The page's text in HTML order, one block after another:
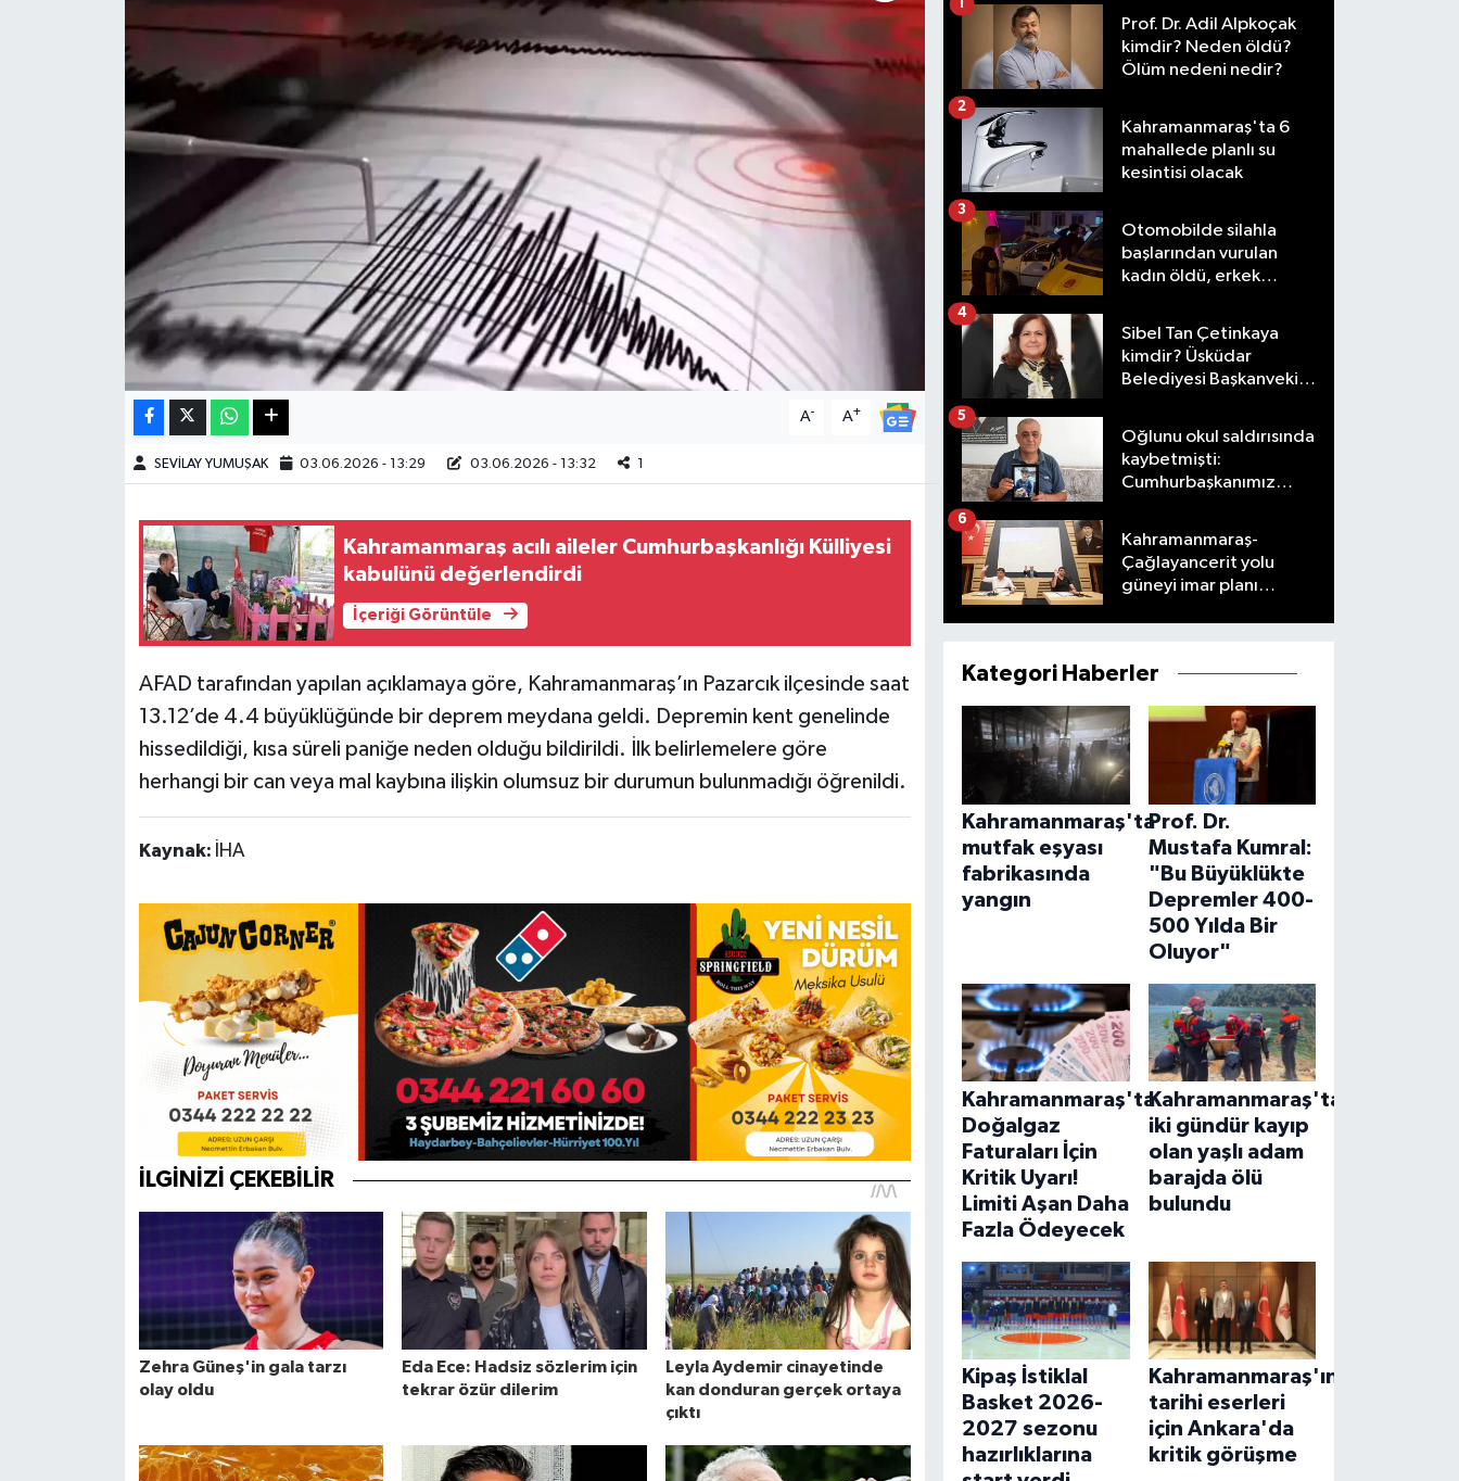
A- A+
SEVİLAY YUMUŞAK 03.06.2026 - 13:29 03.06.2026 - 13:32 1
Kahramanmaraş acılı aileler Cumhurbaşkanlığı Külliyesi
kabulünü değerlendirdi
İçeriği Görüntüle
AFAD tarafından yapılan açıklamaya göre, Kahramanmaraş’ın Pazarcık ilçesinde saat
13.12’de 4.4 büyüklüğünde bir deprem meydana geldi. Depremin kent genelinde
hissedildiği, kısa süreli paniğe neden olduğu bildirildi. İlk belirlemelere göre
herhangi bir can veya mal kaybına ilişkin olumsuz bir durumun bulunmadığı öğrenildi.
Kaynak: İHA
Prof. Dr. Adil Alpkoçak
kimdir? Neden öldü?
Ölüm nedeni nedir?
1
Kahramanmaraş'ta 6
mahallede planlı su
kesintisi olacak
2
Otomobilde silahla
başlarından vurulan
kadın öldü, erkek
3
Sibel Tan Çetinkaya
kimdir? Üsküdar
Belediyesi Başkanvekili
4
Oğlunu okul saldırısında
kaybetmişti:
Cumhurbaşkanımız
5
Kahramanmaraş-
Çağlayancerit yolu
güneyi imar planı
6
Kategori Haberler
Kahramanmaraş'ta
mutfak eşyası
fabrikasında
yangın
Prof. Dr.
Mustafa Kumral:
"Bu Büyüklükte
Depremler 400-
500 Yılda Bir
Oluyor"
Kahramanmaraş'ta
Doğalgaz
Faturaları İçin
Kritik Uyarı!
Limiti Aşan Daha
Fazla Ödeyecek
Kahramanmaraş'ta
iki gündür kayıp
olan yaşlı adam
barajda ölü
bulundu
Kipaş İstiklal
Basket 2026-
2027 sezonu
hazırlıklarına
Kahramanmaraş'ın
tarihi eserleri
için Ankara'da
kritik görüşme
Haberde İnsan
Magazin
Manşet Altı
Manşetler
Resmi İlan
SürManşet
KAHRAMANMARAŞ